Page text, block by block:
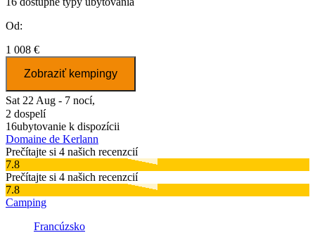
Od:
1 008 €
Zobraziť kempingy
Sat 22 Aug - 7 nocí,
2 dospelí
16ubytovanie k dispozícii
Domaine de Kerlann
Prečítajte si 4 našich recenzcií
7.8
Prečítajte si 4 našich recenzcií
7.8
Camping
Francúzsko